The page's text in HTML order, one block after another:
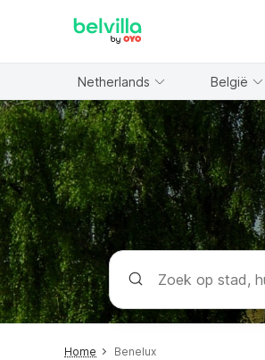
Netherlands België
Home Benelux